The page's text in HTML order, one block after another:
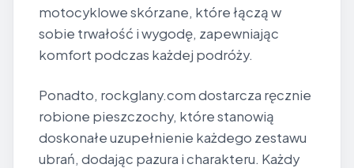
motocyklowe skórzane, które łączą w
sobie trwałość i wygodę, zapewniając
komfort podczas każdej podróży.
Ponadto, rockglany.com dostarcza ręcznie
robione pieszczochy, które stanowią
doskonałe uzupełnienie każdego zestawu
ubrań, dodając pazura i charakteru. Każdy